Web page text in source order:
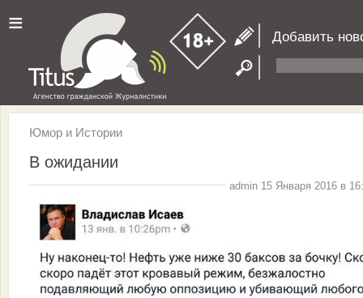
≡ Добавить
Юмор и Истории
В ожидании
admin 15 Января 2016 в